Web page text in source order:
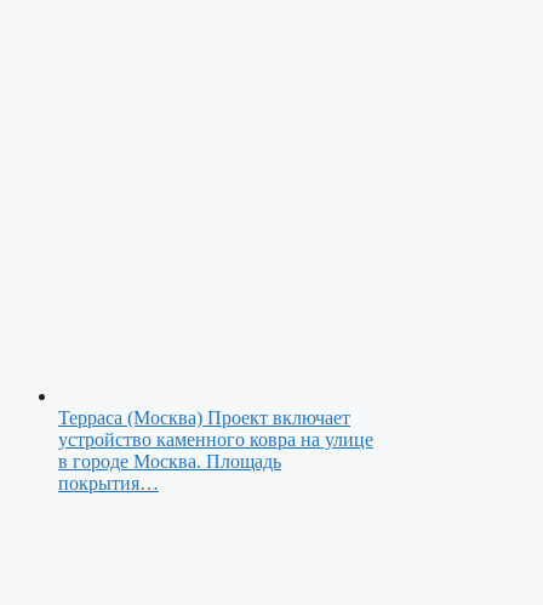
Терраса (Москва) Проект включает
устройство каменного ковра на улице
в городе Москва. Площадь
покрытия…